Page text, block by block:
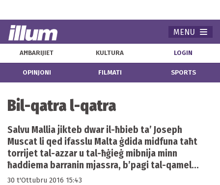
MENU
AĦBARIJIET KULTURA LOGIN
OPINJONI FILMATI SPORTS
Bil-qatra l-qatra
Salvu Mallia jikteb dwar il-ħbieb ta’ Joseph
Muscat li qed ifasslu Malta ġdida midfuna taħt
torrijet tal-azzar u tal-ħġieġ mibnija minn
ħaddiema barranin mjassra, b’pagi tal-qamel...
30 t'Ottubru 2016 15:43